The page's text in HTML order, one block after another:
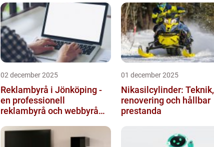
02 december 2025
Reklambyrå i Jönköping -
en professionell
reklambyrå och webbyrå
kommunikati...
01 december 2025
Nikasilcylinder: Teknik,
renovering och hållbar
prestanda